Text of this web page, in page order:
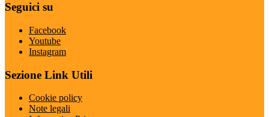
Seguici su
Facebook
Youtube
Instagram
Sezione Link Utili
Cookie policy
Note legali